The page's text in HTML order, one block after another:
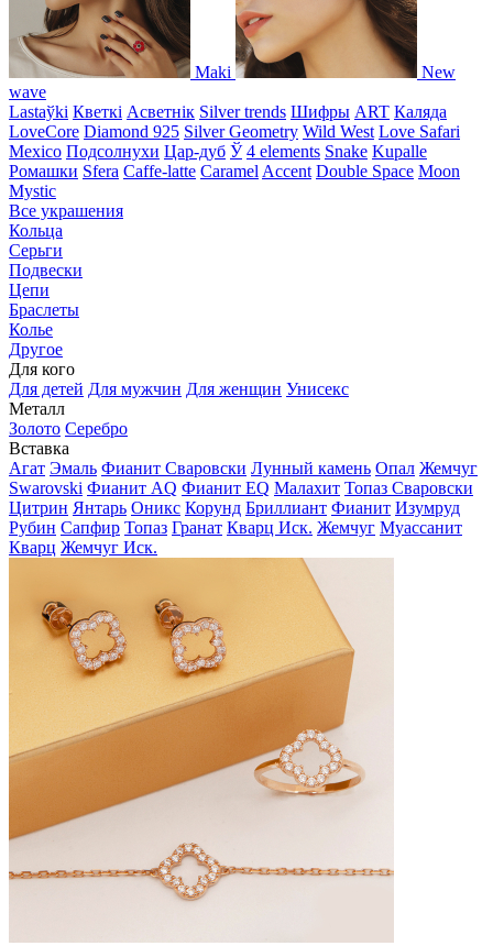
Maki
New
wave
Lastaўki Кветкі Асветнiк Silver trends Шифры ART Каляда
LoveCore Diamond 925 Silver Geometry Wild West Love Safari
Mexico Подсолнухи Цар-дуб Ў 4 elements Snake Kupalle
Ромашки Sfera Caffe-latte Caramel Accent Double Space Moon
Mystic
Все украшения
Кольца
Серьги
Подвески
Цепи
Браслеты
Колье
Другое
Для кого
Для детей Для мужчин Для женщин Унисекс
Металл
Золото Серебро
Вставка
Агат Эмаль Фианит Сваровски Лунный камень Опал Жемчуг
Swarovski Фианит AQ Фианит EQ Малахит Топаз Сваровски
Цитрин Янтарь Оникс Корунд Бриллиант Фианит Изумруд
Рубин Сапфир Топаз Гранат Кварц Иск. Жемчуг Муассанит
Кварц Жемчуг Иск.